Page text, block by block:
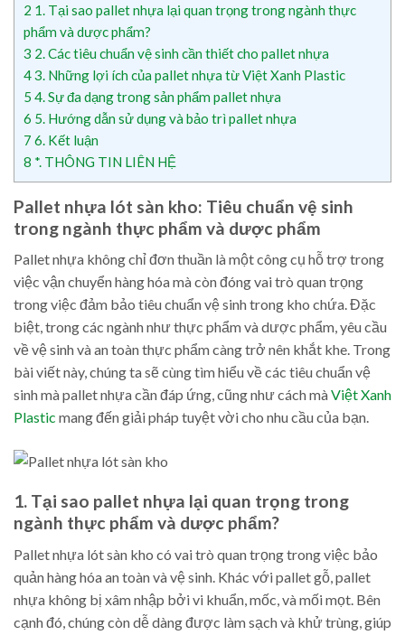
2 1. Tại sao pallet nhựa lại quan trọng trong ngành thực
phẩm và dược phẩm?
3 2. Các tiêu chuẩn vệ sinh cần thiết cho pallet nhựa
43. Những lợi ích của pallet nhựa từ Việt Xanh Plastic
5 4. Sự đa dạng trong sản phẩm pallet nhựa
6 5. Hướng dẫn sử dụng và bảo trì pallet nhựa
7 6. Kết luận
8 *. THÔNG TIN LIÊN HỆ
Pallet nhựa lót sàn kho: Tiêu chuẩn vệ sinh
trong ngành thực phẩm và dược phẩm
Pallet nhựa không chỉ đơn thuần là một công cụ hỗ trợ trong
việc vận chuyển hàng hóa mà còn đóng vai trò quan trọng
trong việc đảm bảo tiêu chuẩn vệ sinh trong kho chứa. Đặc
biệt, trong các ngành như thực phẩm và dược phẩm, yêu cầu
về vệ sinh và an toàn thực phẩm càng trở nên khắt khe. Trong
bài viết này, chúng ta sẽ cùng tìm hiểu về các tiêu chuẩn vệ
sinh mà pallet nhựa cần đáp ứng, cũng như cách màViệt Xanh
Plastic mang đến giải pháp tuyệt vời cho nhu cầu của bạn.
1. Tại sao pallet nhựa lại quan trọng trong
ngành thực phẩm và dược phẩm?
Pallet nhựa lót sàn kho có vai trò quan trọng trong việc bảo
quản hàng hóa an toàn và vệ sinh. Khác với pallet gỗ, pallet
nhựa không bị xâm nhập bởi vi khuẩn, mốc, và mối mọt. Bên
cạnh đó, chúng còn dễ dàng được làm sạch và khử trùng, giúp